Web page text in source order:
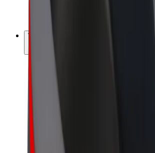
E-kola
Vydělávejte s Boltem
Výdělky kurýra
Flotily